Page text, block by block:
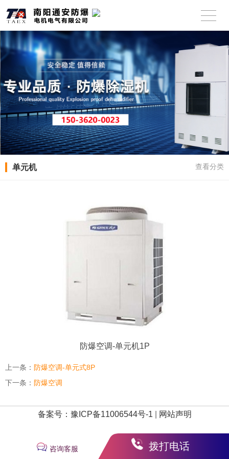
单元机 查看分类
防爆空调-单元机1P
上一条： 防爆空调-单元式8P
下一条： 防爆空调
咨询客服 拨打电话
备案号：豫ICP备11006544号-1 网站声明